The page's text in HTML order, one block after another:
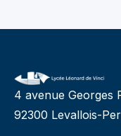
4 avenue Georges
92300 Levallois-